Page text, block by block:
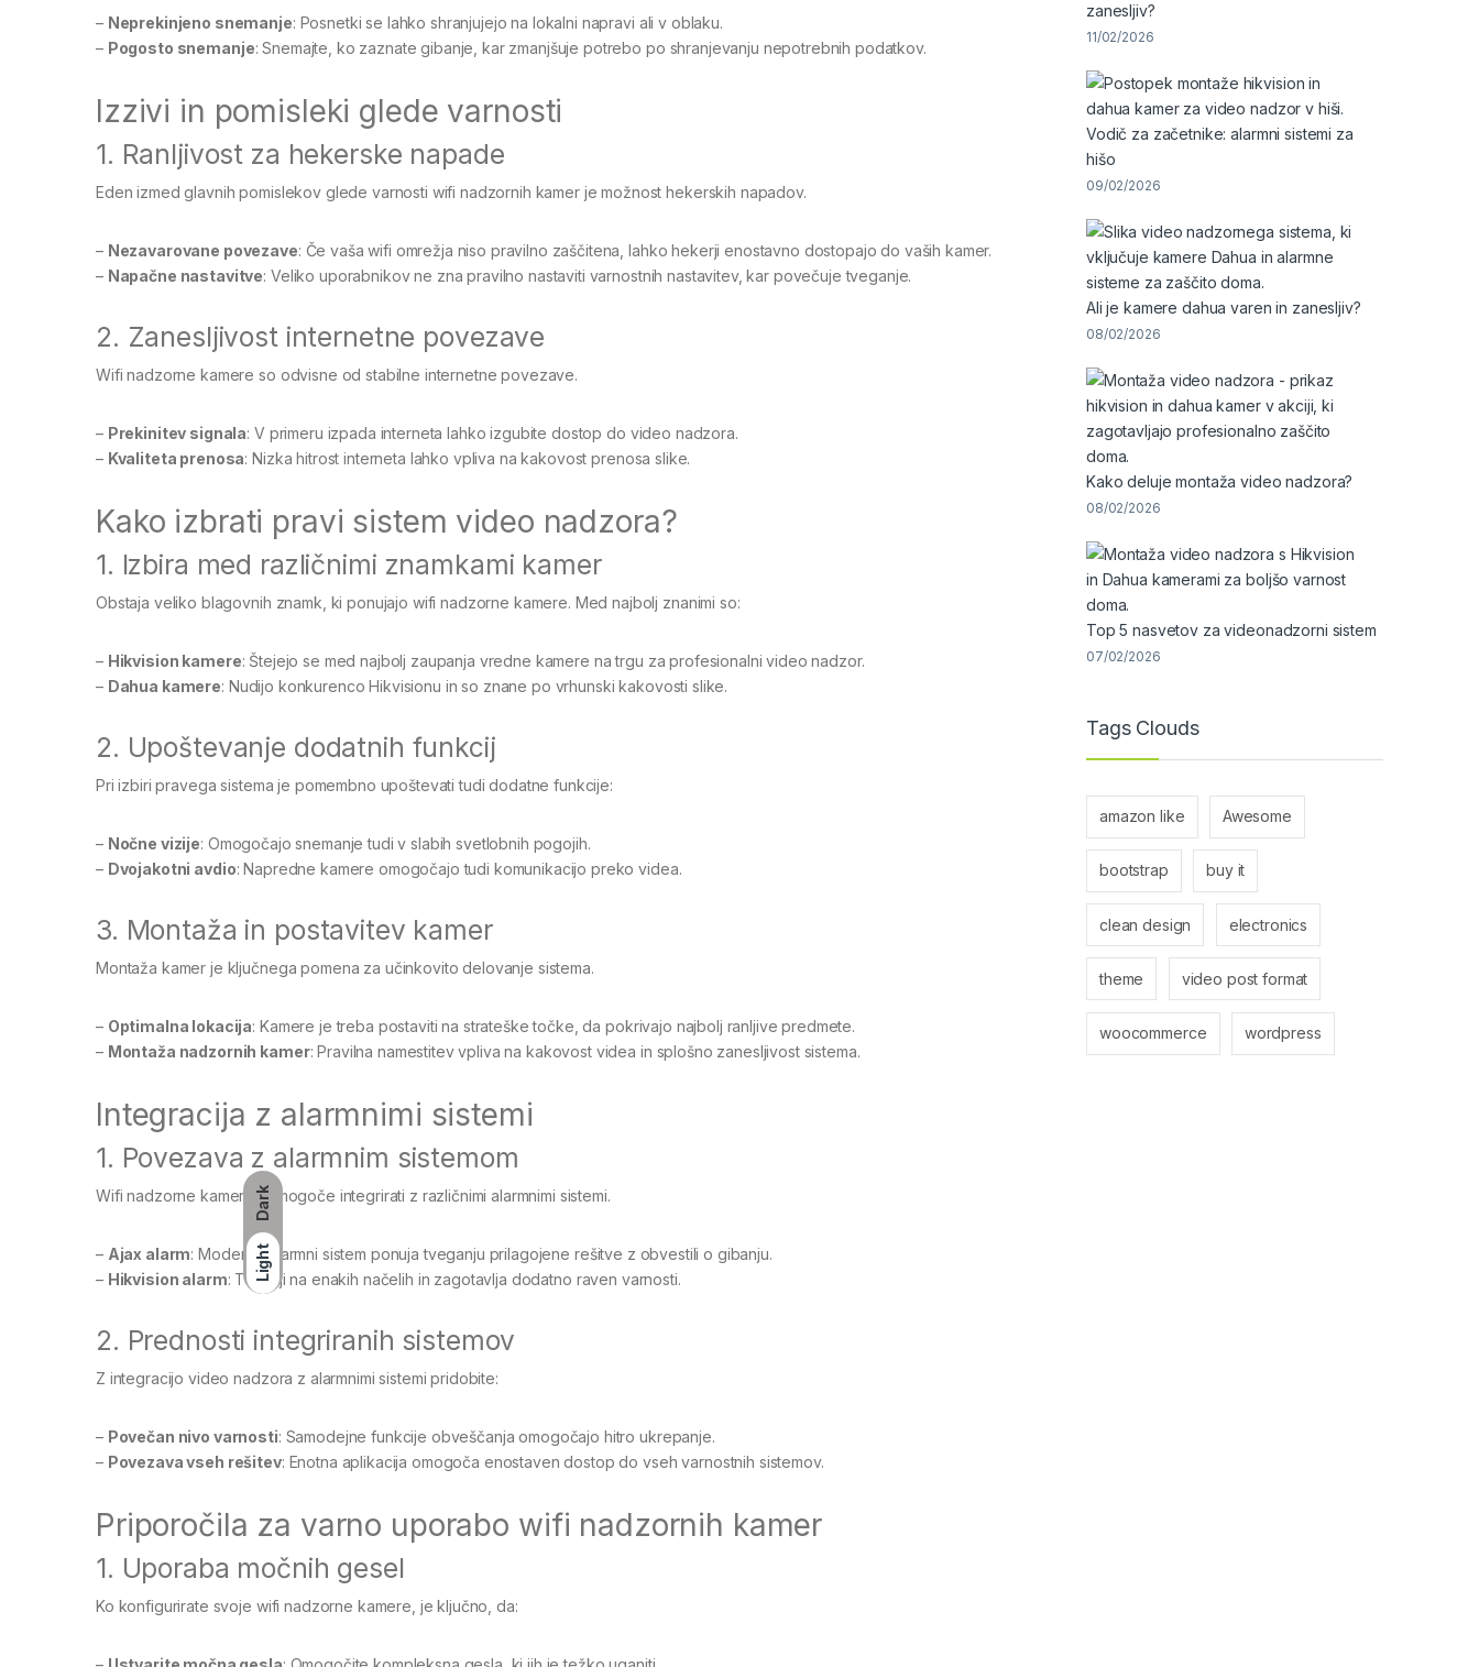
Dark
Light
– Neprekinjeno snemanje: Posnetki se lahko shranjujejo na lokalni napravi ali v oblaku.
– Pogosto snemanje: Snemajte, ko zaznate gibanje, kar zmanjšuje potrebo po shranjevanju nepotrebnih podatkov.
Izzivi in pomisleki glede varnosti
1. Ranljivost za hekerske napade
Eden izmed glavnih pomislekov glede varnosti wifi nadzornih kamer je možnost hekerskih napadov.
– Nezavarovane povezave: Če vaša wifi omrežja niso pravilno zaščitena, lahko hekerji enostavno dostopajo do vaših kamer.
– Napačne nastavitve: Veliko uporabnikov ne zna pravilno nastaviti varnostnih nastavitev, kar povečuje tveganje.
2. Zanesljivost internetne povezave
Wifi nadzorne kamere so odvisne od stabilne internetne povezave.
– Prekinitev signala: V primeru izpada interneta lahko izgubite dostop do video nadzora.
– Kvaliteta prenosa: Nizka hitrost interneta lahko vpliva na kakovost prenosa slike.
Kako izbrati pravi sistem video nadzora?
1. Izbira med različnimi znamkami kamer
Obstaja veliko blagovnih znamk, ki ponujajo wifi nadzorne kamere. Med najbolj znanimi so:
– Hikvision kamere: Štejejo se med najbolj zaupanja vredne kamere na trgu za profesionalni video nadzor.
– Dahua kamere: Nudijo konkurenco Hikvisionu in so znane po vrhunski kakovosti slike.
2. Upoštevanje dodatnih funkcij
Pri izbiri pravega sistema je pomembno upoštevati tudi dodatne funkcije:
– Nočne vizije: Omogočajo snemanje tudi v slabih svetlobnih pogojih.
– Dvojakotni avdio: Napredne kamere omogočajo tudi komunikacijo preko videa.
3. Montaža in postavitev kamer
Montaža kamer je ključnega pomena za učinkovito delovanje sistema.
– Optimalna lokacija: Kamere je treba postaviti na strateške točke, da pokrivajo najbolj ranljive predmete.
– Montaža nadzornih kamer: Pravilna namestitev vpliva na kakovost videa in splošno zanesljivost sistema.
Integracija z alarmnimi sistemi
1. Povezava z alarmnim sistemom
Wifi nadzorne kamere je mogoče integrirati z različnimi alarmnimi sistemi.
– Ajax alarm: Moderen alarmni sistem ponuja tveganju prilagojene rešitve z obvestili o gibanju.
– Hikvision alarm: Temelji na enakih načelih in zagotavlja dodatno raven varnosti.
2. Prednosti integriranih sistemov
Z integracijo video nadzora z alarmnimi sistemi pridobite:
– Povečan nivo varnosti: Samodejne funkcije obveščanja omogočajo hitro ukrepanje.
– Povezava vseh rešitev: Enotna aplikacija omogoča enostaven dostop do vseh varnostnih sistemov.
Priporočila za varno uporabo wifi nadzornih kamer
1. Uporaba močnih gesel
Ko konfigurirate svoje wifi nadzorne kamere, je ključno, da:
zanesljiv?
11/02/2026
Vodič za začetnike: alarmni sistemi za
hišo
09/02/2026
Ali je kamere dahua varen in zanesljiv?
08/02/2026
Kako deluje montaža video nadzora?
08/02/2026
Top 5 nasvetov za videonadzorni sistem
07/02/2026
Tags Clouds
amazon like Awesome
bootstrap buy it
clean design electronics
theme video post format
woocommerce wordpress